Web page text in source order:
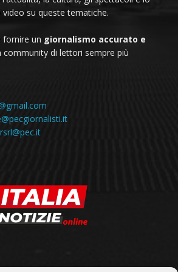
su queste tematiche.
fornire un giornalismo accurato e
community di lettori sempre più